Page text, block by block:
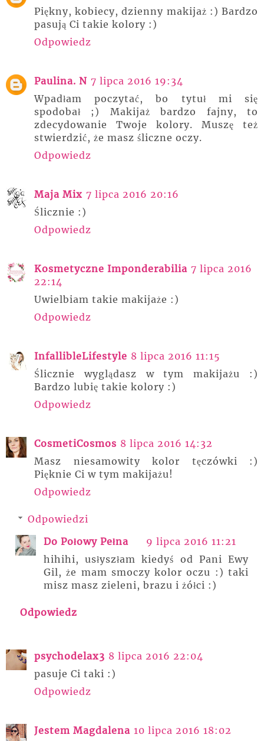
Piękny, kobiecy, dzienny makijaż :) Bardzo
pasują Ci takie kolory :)
Odpowiedz
Paulina. N 7 lipca 2016 19:34
Wpadłam poczytać, bo tytuł mi się
spodobał ;) Makijaż bardzo fajny, to
zdecydowanie Twoje kolory. Muszę też
stwierdzić, że masz śliczne oczy.
Odpowiedz
Maja Mix 7 lipca 2016 20:16
Ślicznie :)
Odpowiedz
Kosmetyczne Imponderabilia 7 lipca 2016
22:14
Uwielbiam takie makijaże :)
Odpowiedz
InfallibleLifestyle 8 lipca 2016 11:15
Ślicznie wyglądasz w tym makijażu :)
Bardzo lubię takie kolory :)
Odpowiedz
CosmetiCosmos 8 lipca 2016 14:32
Masz niesamowity kolor tęczówki :)
Pięknie Ci w tym makijażu!
Odpowiedz
Odpowiedzi
Do Połowy Pełna
9 lipca 2016 11:21
hihihi, usłyszłam kiedyś od Pani Ewy
Gil, że mam smoczy kolor oczu :) taki
misz masz zieleni, brazu i żółci :)
Odpowiedz
psychodelax3 8 lipca 2016 22:04
pasuje Ci taki :)
Odpowiedz
Jestem Magdalena 10 lipca 2016 18:02